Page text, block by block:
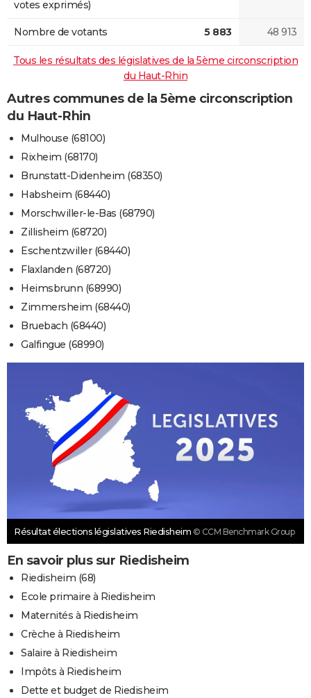
votes exprimés)
Nombre de votants 5 883 48 913
Tous les résultats des législatives de la 5ème circonscription
du Haut-Rhin
Autres communes de la 5ème circonscription
du Haut-Rhin
Mulhouse (68100)
Rixheim (68170)
Brunstatt-Didenheim (68350)
Habsheim (68440)
Morschwiller-le-Bas (68790)
Zillisheim (68720)
Eschentzwiller (68440)
Flaxlanden (68720)
Heimsbrunn (68990)
Zimmersheim (68440)
Bruebach (68440)
Galfingue (68990)
Résultat élections législatives Riedisheim © CCM Benchmark Group
En savoir plus sur Riedisheim
Riedisheim (68)
Ecole primaire à Riedisheim
Maternités à Riedisheim
Crèche à Riedisheim
Salaire à Riedisheim
Impôts à Riedisheim
Dette et budget de Riedisheim